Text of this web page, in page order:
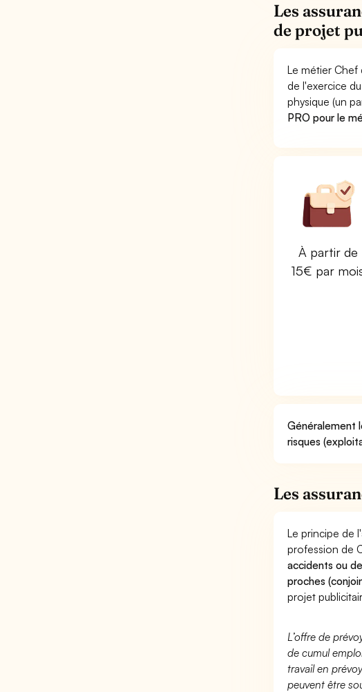
Les
de projet
Le métier Chef
de l'exercice
physique (un
PRO pour le
À partir de
15€ par
Généralement
risques
Les
Le principe de
profession de
accidents ou
proches
projet
L’offre de
de cumul
travail en
peuvent être